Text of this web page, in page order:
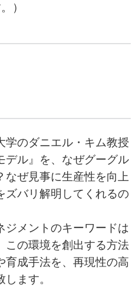
）
学のダニエル・キム教授
デル』を、なぜグーグル
なぜ見事に生産性を向上
ズバリ解明してくれるの
ジメントのキーワードは
この環境を創出する方法
育成手法を、再現性の高
ます。